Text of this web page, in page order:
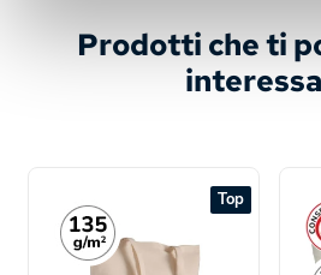
Prodotti che ti
Top